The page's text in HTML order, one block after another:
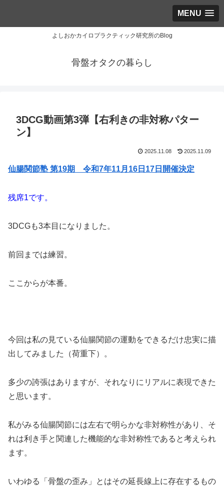
MENU
よしおかカイロプラクティック研究所のBlog
骨盤オタクの暮らし
3DCG動画第3弾【右利きの非対称パター
ン】
2025.11.08 2025.11.09
仙腸関節塾 第19期 令和7年11月16日17日開催決定
残席1です。
3DCGも3本目になりました。
前回までは練習。
ここからが本番。
今回は私の見ている仙腸関節の運動をできるだけ忠実に描
出してみました（荷重下）。
多少の誇張はありますが、それなりにリアルに表現できた
と思います。
私がみる仙腸関節には左右で明らかな非対称性があり、そ
れは利き手と関連した機能的な非対称性であると考えられ
ます。
いわゆる「骨盤の歪み」とはその延長線上に存在するもの